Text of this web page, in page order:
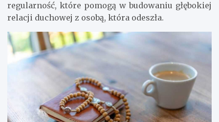
regularność, które pomogą w budowaniu głębokiej
relacji duchowej z osobą, która odeszła.